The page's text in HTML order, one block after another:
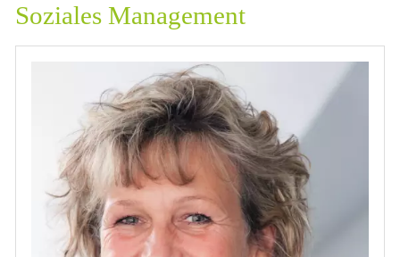
Soziales Management